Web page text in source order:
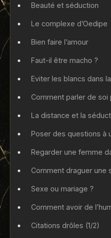
Beauté et séduction
Le complexe d’Oedipe
Bien faire l’amour
Faut-il être macho ?
Eviter les blancs dans
Comment parler de soi
La distance et la
Poser des questions à
Regarder une femme
Comment draguer une
Sexe ou mariage ?
Comment avoir de
Citations drôles (1/2)